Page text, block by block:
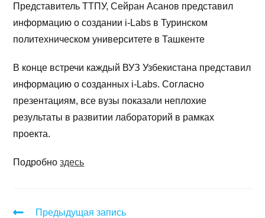
Представитель ТТПУ, Сейран Асанов представил
информацию о создании i-Labs в Туринском
политехническом университете в Ташкенте
В конце встречи каждый ВУЗ Узбекистана представил
информацию о созданных i-Labs. Согласно
презентациям, все вузы показали неплохие
результаты в развитии лабораторий в рамках
проекта.
Подробноздесь
Предыдущая запись